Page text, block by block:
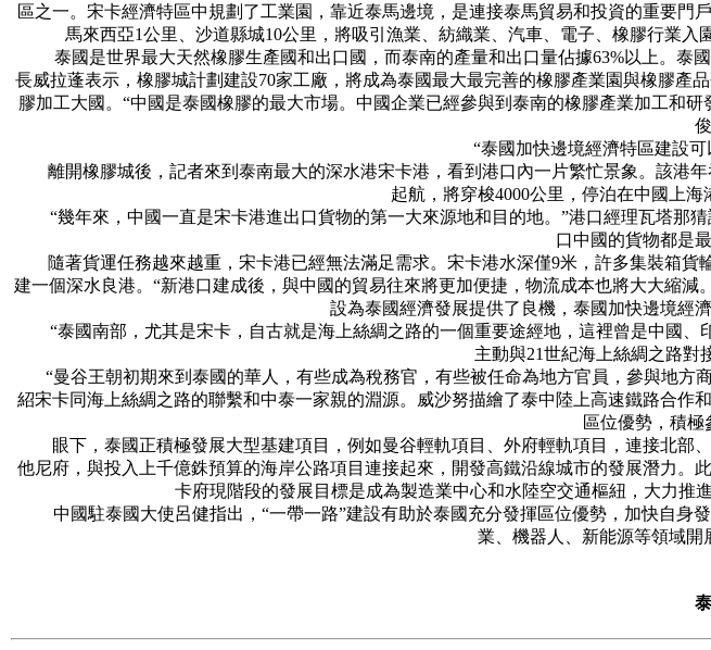
區之一。宋卡經濟特區中規劃了工業園，靠近泰馬邊境，是連接泰馬貿易和投資的重要
馬來西亞1公里、沙道縣城10公里，將吸引漁業、紡織業、汽車、電子、橡膠行業
泰國是世界最大天然橡膠生產國和出口國，而泰南的產量和出口量佔據63%以上。泰
長威拉蓬表示，橡膠城計劃建設70家工廠，將成為泰國最大最完善的橡膠產業園與橡膠
膠加工大國。“中國是泰國橡膠的最大市場。中國企業已經參與到泰南的橡膠產業加工和
“泰國加快邊境經濟特區建設可
離開橡膠城後，記者來到泰南最大的深水港宋卡港，看到港口內一片繁忙景象。該港年
起航，將穿梭4000公里，停泊在中國上
“幾年來，中國一直是宋卡港進出口貨物的第一大來源地和目的地。”港口經理瓦塔那
口中國的貨物都是
隨著貨運任務越來越重，宋卡港已經無法滿足需求。宋卡港水深僅9米，許多集裝箱貨
建一個深水良港。“新港口建成後，與中國的貿易往來將更加便捷，物流成本也將大大縮
設為泰國經濟發展提供了良機，泰國加快邊境經
“泰國南部，尤其是宋卡，自古就是海上絲綢之路的一個重要途經地，這裡曾是中國、
主動與21世紀海上絲綢之路對
“曼谷王朝初期來到泰國的華人，有些成為稅務官，有些被任命為地方官員，參與地方
紹宋卡同海上絲綢之路的聯繫和中泰一家親的淵源。威沙努描繪了泰中陸上高速鐵路合
區位優勢，積極
眼下，泰國正積極發展大型基建項目，例如曼谷輕軌項目、外府輕軌項目，連接北部
他尼府，與投入上千億銖預算的海岸公路項目連接起來，開發高鐵沿線城市的發展潛力
卡府現階段的發展目標是成為製造業中心和水陸空交通樞紐，大力推
中國駐泰國大使呂健指出，“一帶一路”建設有助於泰國充分發揮區位優勢，加快自身
業、機器人、新能源等領域開